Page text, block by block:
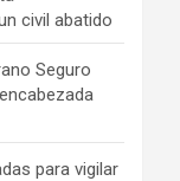
civil abatido
Seguro
para vigilar